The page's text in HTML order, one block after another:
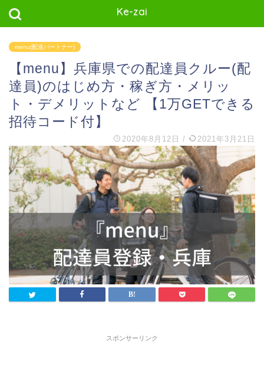
Ke-zai
menu(配達パートナー)
【menu】兵庫県での配達員クルー(配
達員)のはじめ方・稼ぎ方・メリッ
ト・デメリットなど 【1万GETできる
招待コード付】
2020年8月12日 / 2021年3月21日
スポンサーリンク